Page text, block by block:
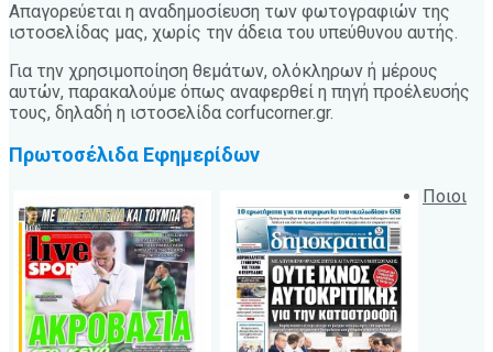
Απαγορεύεται η αναδημοσίευση των φωτογραφιών της
ιστοσελίδας μας, χωρίς την άδεια του υπεύθυνου αυτής.
Για την χρησιμοποίηση θεμάτων, ολόκληρων ή μέρους
αυτών, παρακαλούμε όπως αναφερθεί η πηγή προέλευσής
τους, δηλαδή η ιστοσελίδα corfucorner.gr.
Πρωτοσέλιδα Εφημερίδων
Ποιοι